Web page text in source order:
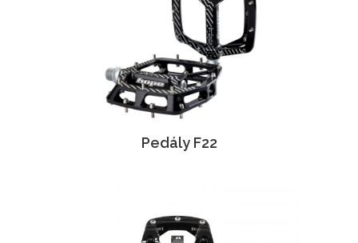
Pedály F22